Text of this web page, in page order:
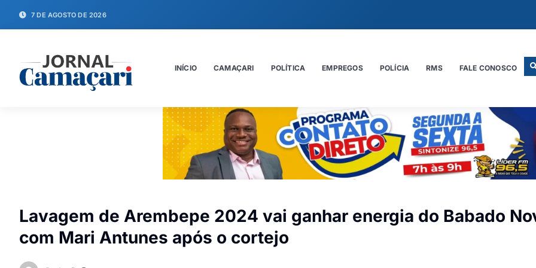
7 DE AGOSTO DE 2026
INÍCIO CAMAÇARI POLÍTICA EMPREGOS POLÍCIA RMS FALE CONOSCO
Lavagem de Arembepe 2024 vai ganhar energia do Babado
com Mari Antunes após o cortejo